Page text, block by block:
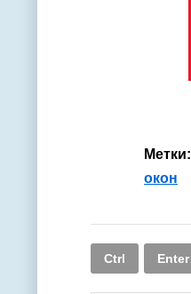
Метки:
окон
Ctrl Enter